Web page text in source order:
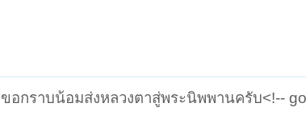
ขอกราบน้อมส่งหลวงตาสู่พระนิพพานครับ<!--